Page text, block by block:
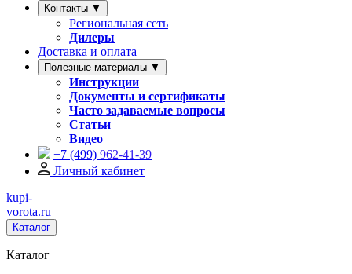
Контакты ▼
Региональная сеть
Дилеры
Доставка и оплата
Полезные материалы ▼
Инструкции
Документы и сертификаты
Часто задаваемые вопросы
Статьи
Видео
+7 (499) 962-41-39
Личный кабинет
kupi-
vorota.ru
Каталог
Каталог